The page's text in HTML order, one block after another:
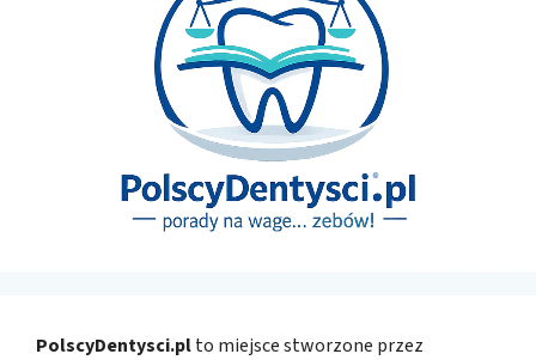
PolscyDentysci.plto miejsce stworzone przez